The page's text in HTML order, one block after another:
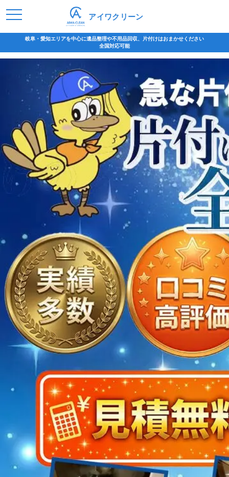
アイワクリーン